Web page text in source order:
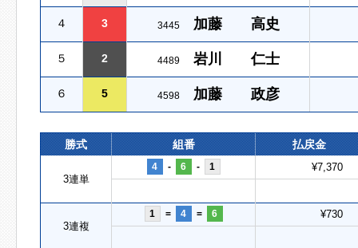
４ 3 3445 加藤 高史
５ 2 4489 岩川 仁士
６ 5 4598 加藤 政彦
勝式 組番 払戻金
3連単
4 - 6 - 1 ¥7,370
3連複
1 = 4 = 6 ¥730